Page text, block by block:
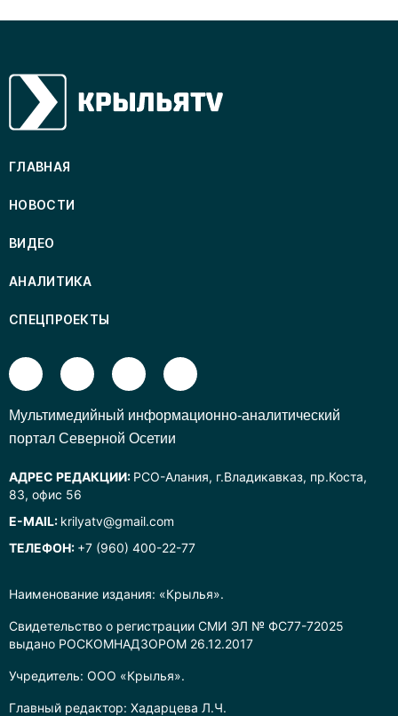
Наименование издания: «Крылья».
Свидетельство о регистрации СМИ ЭЛ № ФС77-72025
выдано РОСКОМНАДЗОРОМ 26.12.2017
Учредитель: ООО «Крылья».
Главный редактор: Хадарцева Л.Ч.
ГЛАВНАЯ
НОВОСТИ
ВИДЕО
АНАЛИТИКА
СПЕЦПРОЕКТЫ
Mультимедийный информационно-аналитический
портал Северной Осетии
АДРЕС РЕДАКЦИИ: РСО-Алания, г.Владикавказ, пр.Коста,
83, офис 56
E-MAIL: krilyatv@gmail.com
ТЕЛЕФОН: +7 (960) 400-22-77